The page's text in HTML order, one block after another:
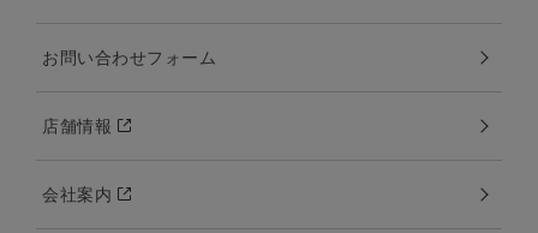
お問い合わせフォーム
店舗情報
会社案内